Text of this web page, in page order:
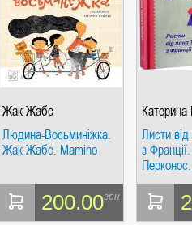
Жак Жабє
Людина-Восьминіжка.
Жак Жабє. Mamino
200.00грн
Листи
з